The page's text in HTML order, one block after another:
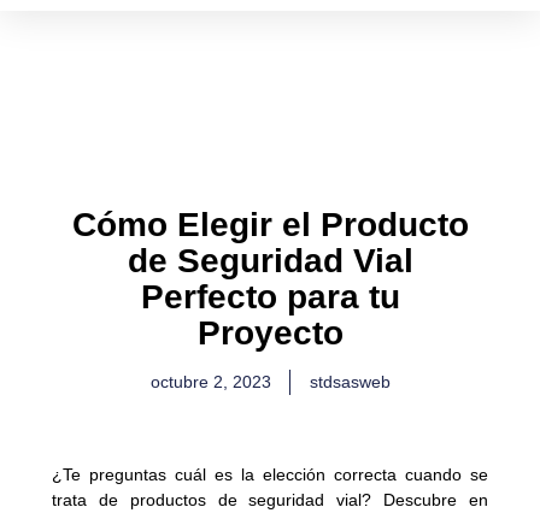
Cómo Elegir el Producto
de Seguridad Vial
Perfecto para tu
Proyecto
octubre 2, 2023 stdsasweb
¿Te preguntas cuál es la elección correcta cuando se
trata de productos de seguridad vial? Descubre en